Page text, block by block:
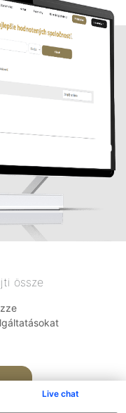
Live chat
össze